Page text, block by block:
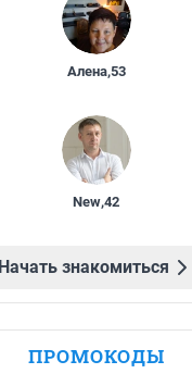
Алена,53
New,42
Начать знакомиться
ПРОМОКОДЫ